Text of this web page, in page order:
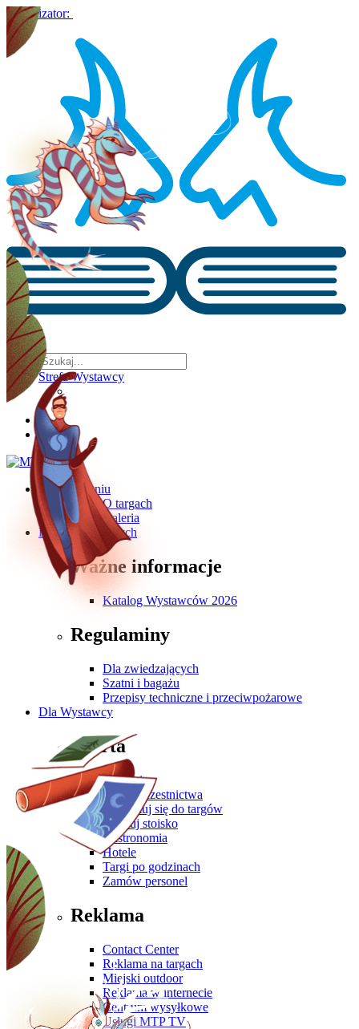
Organizator:
Strefa Wystawcy
O wydarzeniu
O targach
Galeria
Dla Zwiedzających
Ważne informacje
Katalog Wystawców 2026
Regulaminy
Dla zwiedzających
Szatni i bagażu
Przepisy techniczne i przeciwpożarowe
Dla Wystawcy
Oferta
Zgłoś się
Oferta uczestnictwa
Przygotuj się do targów
Zbuduj stoisko
Gastronomia
Hotele
Targi po godzinach
Zamów personel
Reklama
Contact Center
Reklama na targach
Miejski outdoor
Reklama w internecie
Centrum wysyłkowe
Usługi MTP TV